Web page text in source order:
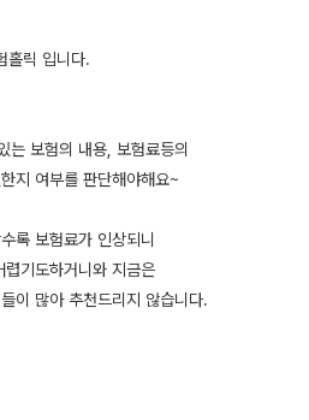
홀릭 입니다.
는 보험의 내용, 보험료등의
지 여부를 판단해야해요~
록 보험료가 인상되니
기도하거니와 지금은
이 많아 추천드리지 않습니다.